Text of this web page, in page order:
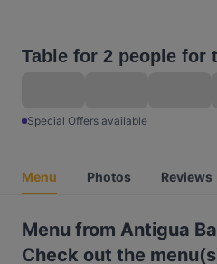
Table for 2 people for
Special Offers available
Menu Photos Reviews
Menu from Antigua
Check out the